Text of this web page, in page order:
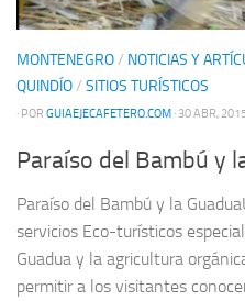
MONTENEGRO/ NOTICIAS Y
QUINDÍO/ SITIOS TURÍSTICOS
· POR GUIAEJECAFETERO.COM · 30 ABR,
Paraíso del Bambú y
Paraíso del Bambú y la
servicios Eco-turísticos
Guadua y la agricultura
permitir a los visitantes